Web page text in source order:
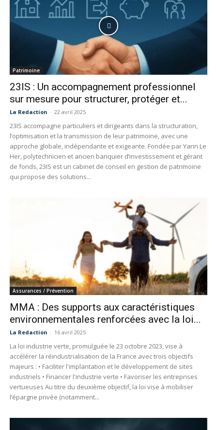
Patrimoine
23IS : Un accompagnement professionnel
sur mesure pour structurer, protéger et...
La Redaction - 22 avril 2025
23IS accompagne particuliers et dirigeants dans la structuration,
l’optimisation et la transmission de leur patrimoine, avec une
approche globale, indépendante et exigeante. Fondée par Yann Le
Her, polytechnicien et ancien banquier d’investissement et gérant
de fonds, 23IS est un cabinet de conseil en gestion de patrimoine
qui propose des solutions...
Assurances / Prévention
MMA : Des supports aux caractéristiques
environnementales renforcées avec la loi...
La Redaction - 16 avril 2025
La loi industrie verte, promulguée le 23 octobre 2023, vise à
accélérer la réindustrialisation de la France avec trois objectifs
majeurs : • Faciliter l'implantation et le développement de sites
industriels • Financer l'industrie verte • Favoriser les entreprises
vertueuses Au titre du deuxième objectif, la loi vise à mobiliser
l’épargne privée (notamment...